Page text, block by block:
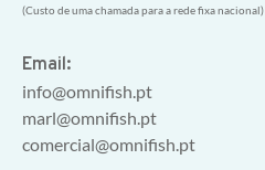
(Custo de uma chamada para a rede fixa nacional)
Email:
info@omnifish.pt
marl@omnifish.pt
comercial@omnifish.pt